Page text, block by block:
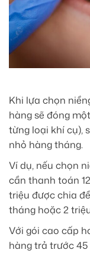
Khi lựa chọn
hàng sẽ đóng
từng loại khí cụ),
nhỏ hàng tháng.
Ví dụ, nếu chọn
cần thanh toán
triệu được chia
tháng hoặc 2
Với gói cao cấp
hàng trả trước